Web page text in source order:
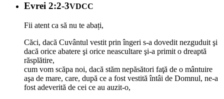
Evrei 2:2-3VDCC
Fii atent ca să nu te abați,
Căci, dacă Cuvântul vestit prin îngeri s-a dovedit nezguduit şi
dacă orice abatere şi orice neascultare şi-a primit o dreaptă
răsplătire,
cum vom scăpa noi, dacă stăm nepăsători faţă de o mântuire
aşa de mare, care, după ce a fost vestită întâi de Domnul, ne-a
fost adeverită de cei ce au auzit-o,